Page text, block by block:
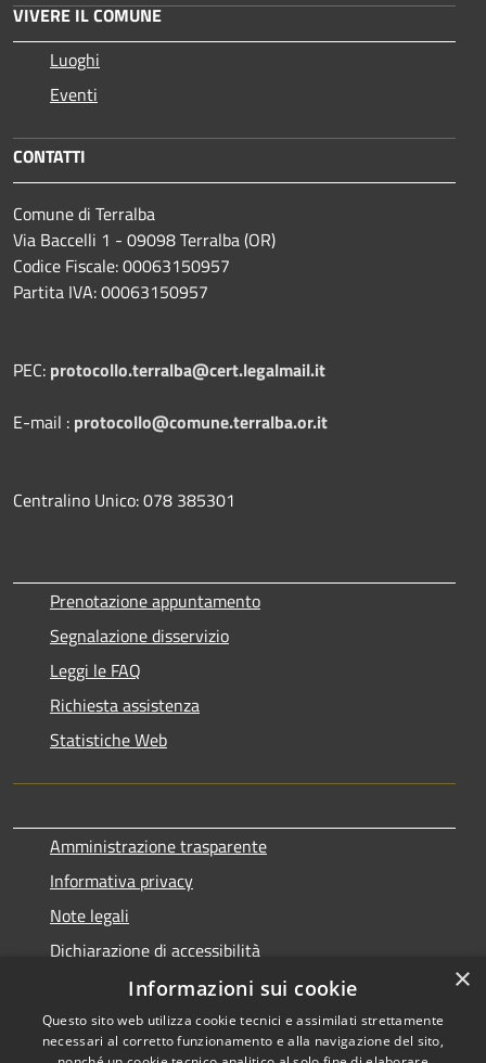
VIVERE IL COMUNE
Luoghi
Eventi
CONTATTI
Comune di Terralba
Via Baccelli 1 - 09098 Terralba (OR)
Codice Fiscale: 00063150957
Partita IVA: 00063150957
PEC: protocollo.terralba@cert.legalmail.it
E-mail : protocollo@comune.terralba.or.it
Centralino Unico: 078 385301
Prenotazione appuntamento
Segnalazione disservizio
Leggi le FAQ
Richiesta assistenza
Statistiche Web
Amministrazione trasparente
Informativa privacy
Note legali
Dichiarazione di accessibilità
×
Informazioni sui cookie
Questo sito web utilizza cookie tecnici e assimilati strettamente
necessari al corretto funzionamento e alla navigazione del sito,